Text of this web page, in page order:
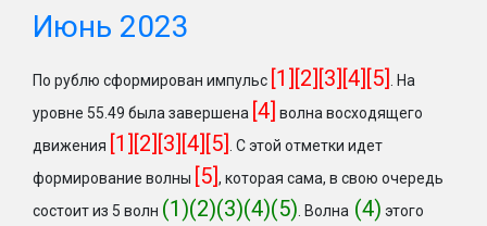
Июнь 2023
По рублю сформирован импульс [1][2][3][4][5]. На
уровне 55.49 была завершена [4] волна восходящего
движения [1][2][3][4][5]. С этой отметки идет
формирование волны [5], которая сама, в свою очередь
состоит из 5 волн (1)(2)(3)(4)(5). Волна (4) этого